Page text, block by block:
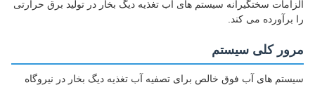
الزامات سختگیرانه سیستم های آب تغذیه دیگ بخار در تولید برق حرارتی
را برآورده می کند.
مرور کلی سیستم
سیستم های آب فوق خالص برای تصفیه آب تغذیه دیگ بخار در نیروگاه